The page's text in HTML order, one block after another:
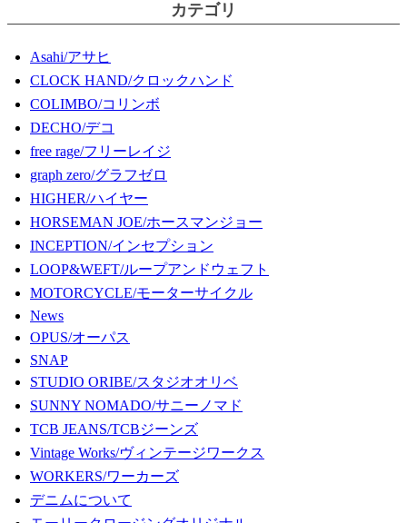
カテゴリ
Asahi/アサヒ
CLOCK HAND/クロックハンド
COLIMBO/コリンボ
DECHO/デコ
free rage/フリーレイジ
graph zero/グラフゼロ
HIGHER/ハイヤー
HORSEMAN JOE/ホースマンジョー
INCEPTION/インセプション
LOOP&WEFT/ループアンドウェフト
MOTORCYCLE/モーターサイクル
News
OPUS/オーパス
SNAP
STUDIO ORIBE/スタジオオリベ
SUNNY NOMADO/サニーノマド
TCB JEANS/TCBジーンズ
Vintage Works/ヴィンテージワークス
WORKERS/ワーカーズ
デニムについて